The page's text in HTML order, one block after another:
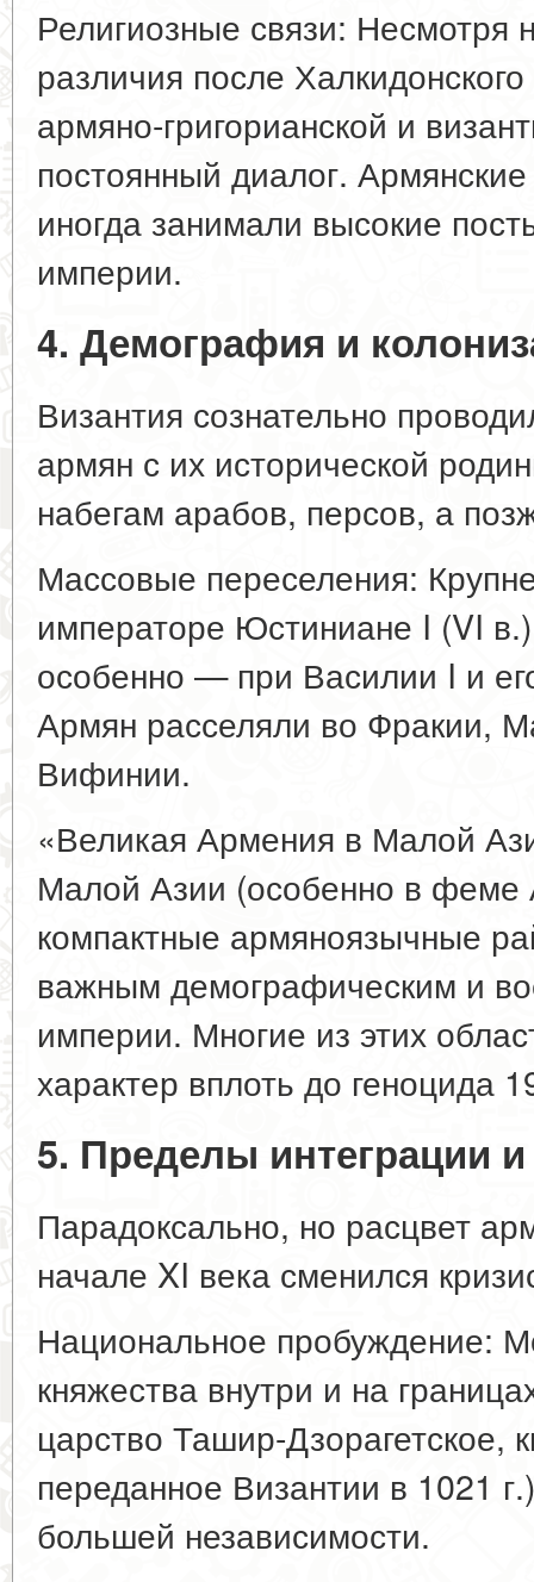
Религиозные связи: Несмотря
различия после
армяно-григорианской и
постоянный диалог.
иногда занимали высокие
империи.
4. Демография и
Византия сознательно
армян с их исторической
набегам арабов, персов, а
Массовые переселения:
императоре Юстиниане I (VI
особенно — при Василии I и
Армян расселяли во Фракии,
Вифинии.
«Великая Армения в Малой
Малой Азии (особенно в феме
компактные армяноязычные
важным демографическим и
империи. Многие из этих
характер вплоть до геноцида
5. Пределы интеграции и
Парадоксально, но расцвет
начале XI века сменился
Национальное пробуждение:
княжества внутри и на
царство Ташир-Дзорагетское,
переданное Византии в 1021
большей независимости.